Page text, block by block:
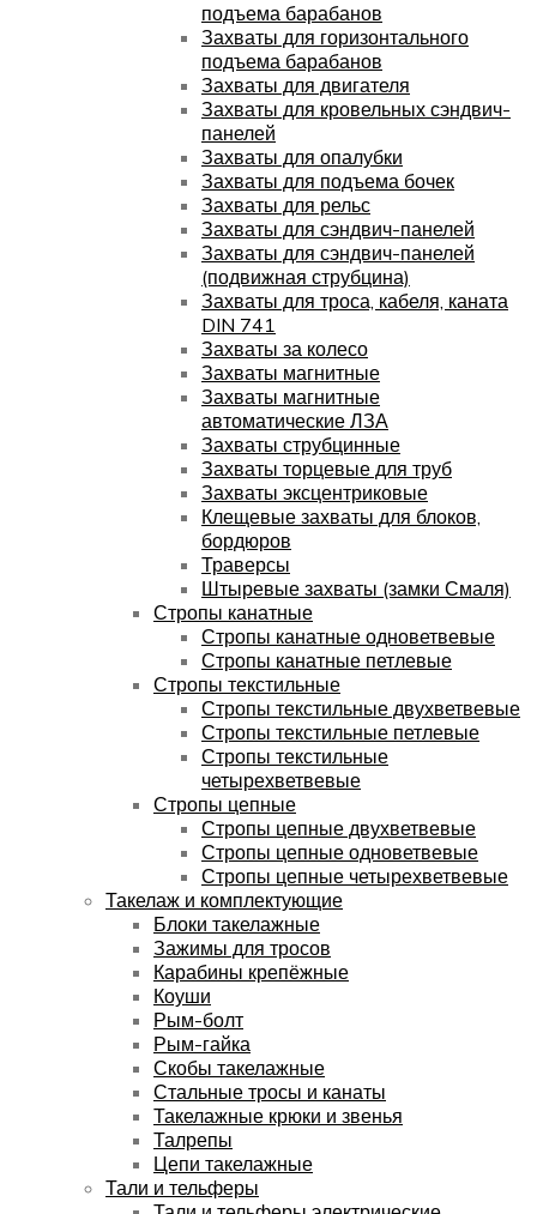
подъема барабанов
Захваты для горизонтального
подъема барабанов
Захваты для двигателя
Захваты для кровельных сэндвич-
панелей
Захваты для опалубки
Захваты для подъема бочек
Захваты для рельс
Захваты для сэндвич-панелей
Захваты для сэндвич-панелей
(подвижная струбцина)
Захваты для троса, кабеля, каната
DIN 741
Захваты за колесо
Захваты магнитные
Захваты магнитные
автоматические ЛЗА
Захваты струбцинные
Захваты торцевые для труб
Захваты эксцентриковые
Клещевые захваты для блоков,
бордюров
Траверсы
Штыревые захваты (замки Смаля)
Стропы канатные
Стропы канатные одноветвевые
Стропы канатные петлевые
Стропы текстильные
Стропы текстильные двухветвевые
Стропы текстильные петлевые
Стропы текстильные
четырехветвевые
Стропы цепные
Стропы цепные двухветвевые
Стропы цепные одноветвевые
Стропы цепные четырехветвевые
Такелаж и комплектующие
Блоки такелажные
Зажимы для тросов
Карабины крепёжные
Коуши
Рым-болт
Рым-гайка
Скобы такелажные
Стальные тросы и канаты
Такелажные крюки и звенья
Талрепы
Цепи такелажные
Тали и тельферы